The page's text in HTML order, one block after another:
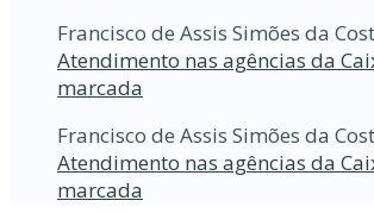
Francisco de Assis Simões da
Atendimento nas agências da
marcada
Francisco de Assis Simões da
Atendimento nas agências da
marcada